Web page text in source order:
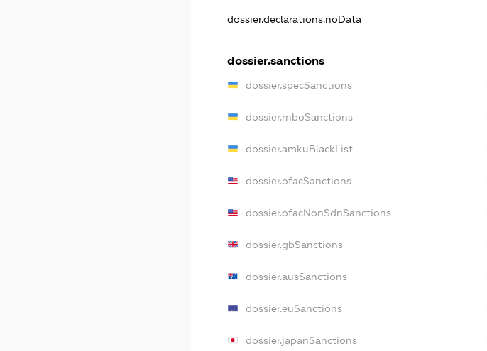
dossier.declarations.noData
dossier.sanctions
dossier.specSanctions
dossier.rnboSanctions
dossier.amkuBlackList
dossier.ofacSanctions
dossier.ofacNonSdnSanctions
dossier.gbSanctions
dossier.ausSanctions
dossier.euSanctions
dossier.japanSanctions